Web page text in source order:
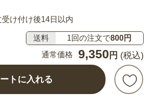
け付け後14日以内
送料 1回の注文で800円
通常価格
9,350 円 (税込)
トに入れる